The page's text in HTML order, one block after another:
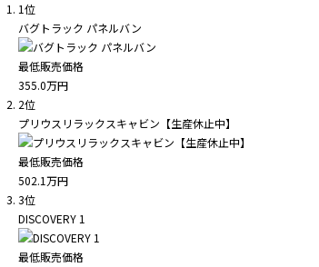
1位
バグトラック パネルバン
最低販売価格
355.0万円
2位
プリウスリラックスキャビン【生産休止中】
最低販売価格
502.1万円
3位
DISCOVERY 1
最低販売価格